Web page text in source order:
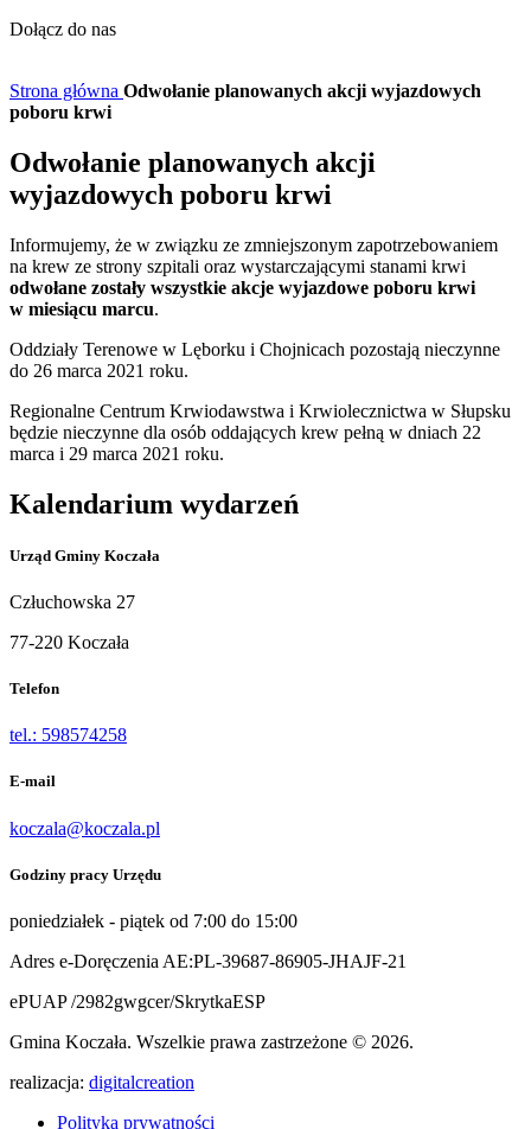
Dołącz do nas
Strona główna Odwołanie planowanych akcji wyjazdowych
poboru krwi
Odwołanie planowanych akcji
wyjazdowych poboru krwi
Informujemy, że w związku ze zmniejszonym zapotrzebowaniem
na krew ze strony szpitali oraz wystarczającymi stanami krwi
odwołane zostały wszystkie akcje wyjazdowe poboru krwi
w miesiącu marcu.
Oddziały Terenowe w Lęborku i Chojnicach pozostają nieczynne
do 26 marca 2021 roku.
Regionalne Centrum Krwiodawstwa i Krwiolecznictwa w Słupsku
będzie nieczynne dla osób oddających krew pełną w dniach 22
marca i 29 marca 2021 roku.
Kalendarium wydarzeń
Urząd Gminy Koczała
Człuchowska 27
77-220 Koczała
Telefon
tel.: 598574258
E-mail
koczala@koczala.pl
Godziny pracy Urzędu
poniedziałek - piątek od 7:00 do 15:00
Adres e-Doręczenia AE:PL-39687-86905-JHAJF-21
ePUAP /2982gwgcer/SkrytkaESP
Gmina Koczała. Wszelkie prawa zastrzeżone © 2026.
realizacja: digitalcreation
Polityka prywatności